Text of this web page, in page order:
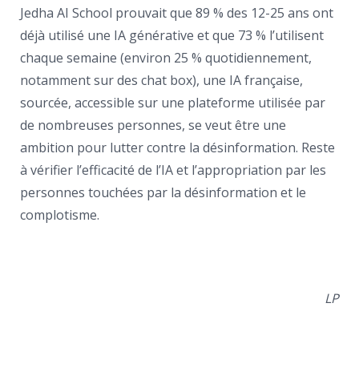
Jedha AI School prouvait que 89 % des 12-25 ans ont
déjà utilisé une IA générative et que 73 % l’utilisent
chaque semaine (environ 25 % quotidiennement,
notamment sur des chat box), une IA française,
sourcée, accessible sur une plateforme utilisée par
de nombreuses personnes, se veut être une
ambition pour lutter contre la désinformation. Reste
à vérifier l’efficacité de l’IA et l’appropriation par les
personnes touchées par la désinformation et le
complotisme.
LP